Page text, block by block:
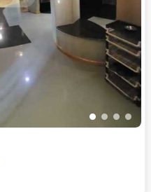
• • • •